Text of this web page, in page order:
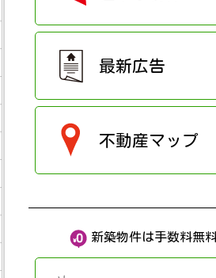
最新広告
不動産マップ
新築物件は手数料無料